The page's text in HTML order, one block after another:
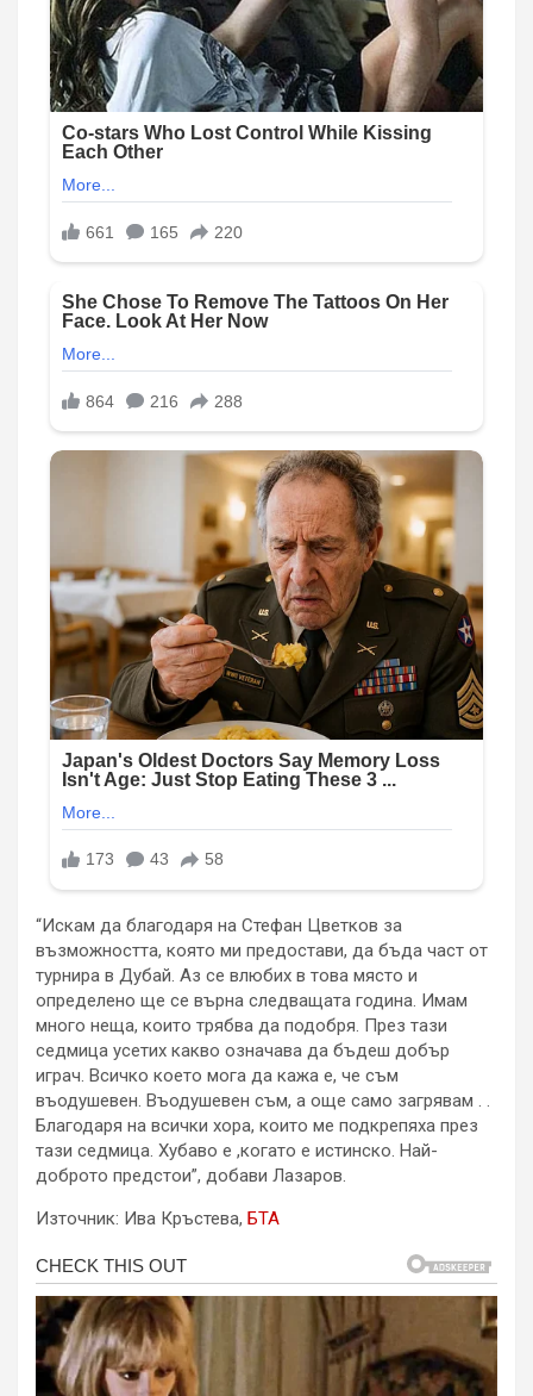
“Искам да благодаря на Стефан Цветков за
възможността, която ми предостави, да бъда част от
турнира в Дубай. Аз се влюбих в това място и
определено ще се върна следващата година. Имам
много неща, които трябва да подобря. През тази
седмица усетих какво означава да бъдеш добър
играч. Всичко което мога да кажа е, че съм
въодушевен. Въодушевен съм, а още само загрявам . .
Благодаря на всички хора, които ме подкрепяха през
тази седмица. Хубаво е ,когато е истинско. Най-
доброто предстои”, добави Лазаров.
Източник: Ива Кръстева, БТА